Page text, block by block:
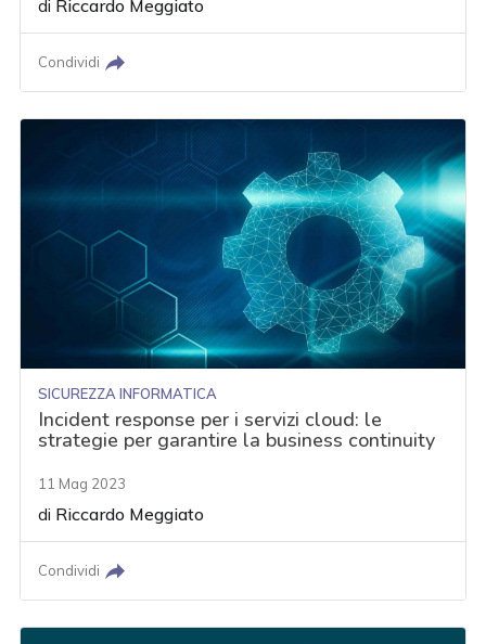
di Riccardo Meggiato
Condividi
SICUREZZA INFORMATICA
Incident response per i servizi cloud: le
strategie per garantire la business continuity
11 Mag 2023
di Riccardo Meggiato
Condividi